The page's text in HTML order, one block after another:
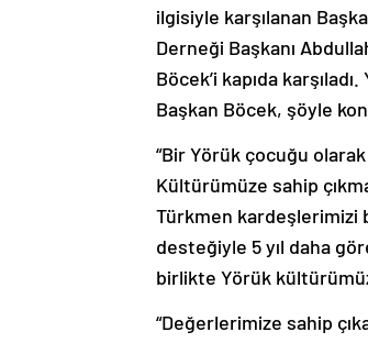
ilgisiyle karşılanan
Derneği Başkanı
Böcek’i kapıda
Başkan Böcek, şöyle
“Bir Yörük çocuğu
Kültürümüze sahip
Türkmen kardeşlerimizi
desteğiyle 5 yıl daha
birlikte Yörük
“Değerlerimize sahip